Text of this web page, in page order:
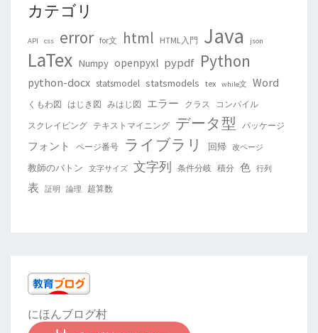
カテゴリ
API css error for文 html HTML入門 Java json
LaTex Numpy openpyxl pypdf Python
python-docx statsmodel statsmodels tex while文 Word
くもわ図 はじき図 みはじ図 エラー クラス
コンパイル
スクレイピング テキストマイニング データ型 パッケージ
フォント ページ番号 ライブラリ 回帰 改ページ
教師のバトン 文字サイズ 文字列 条件分岐 積分 色 行列
表 証明 論理 超算数
にほんブログ村